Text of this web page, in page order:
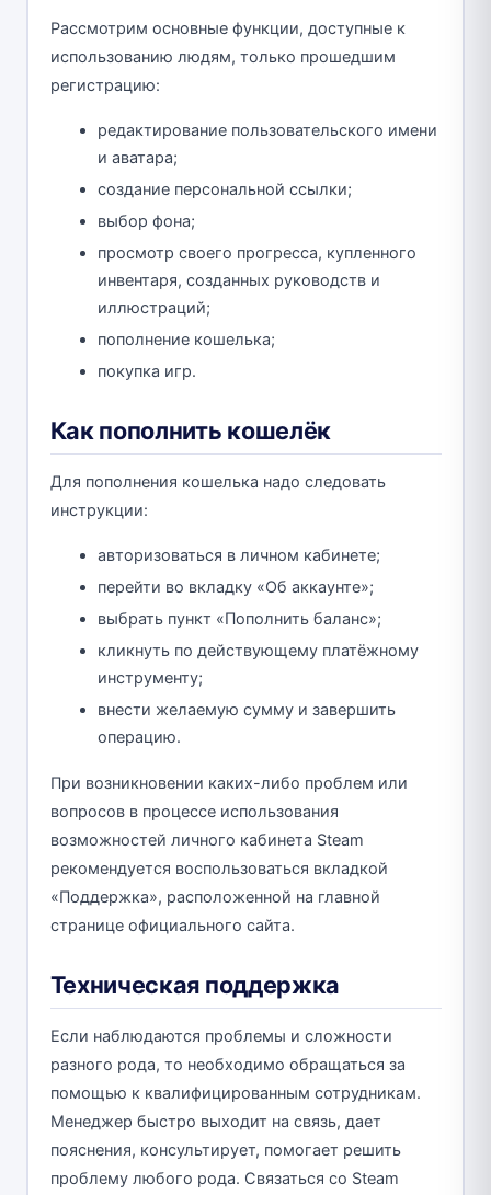
Рассмотрим основные функции, доступные к
использованию людям, только прошедшим
регистрацию:
редактирование пользовательского имени
и аватара;
создание персональной ссылки;
выбор фона;
просмотр своего прогресса, купленного
инвентаря, созданных руководств и
иллюстраций;
пополнение кошелька;
покупка игр.
Как пополнить кошелёк
Для пополнения кошелька надо следовать
инструкции:
авторизоваться в личном кабинете;
перейти во вкладку «Об аккаунте»;
выбрать пункт «Пополнить баланс»;
кликнуть по действующему платёжному
инструменту;
внести желаемую сумму и завершить
операцию.
При возникновении каких-либо проблем или
вопросов в процессе использования
возможностей личного кабинета Steam
рекомендуется воспользоваться вкладкой
«Поддержка», расположенной на главной
странице официального сайта.
Техническая поддержка
Если наблюдаются проблемы и сложности
разного рода, то необходимо обращаться за
помощью к квалифицированным сотрудникам.
Менеджер быстро выходит на связь, дает
пояснения, консультирует, помогает решить
проблему любого рода. Связаться со Steam